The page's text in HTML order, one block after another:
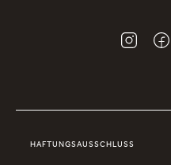
HAFTUNGSAUSSCHLUSS